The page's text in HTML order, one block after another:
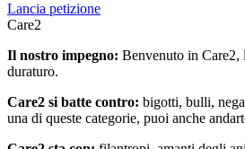
Lancia petizione
Care2
Il nostro impegno: Benvenuto in Care2,
duraturo.
Care2 si batte contro: bigotti, bulli,
una di queste categorie, puoi anche